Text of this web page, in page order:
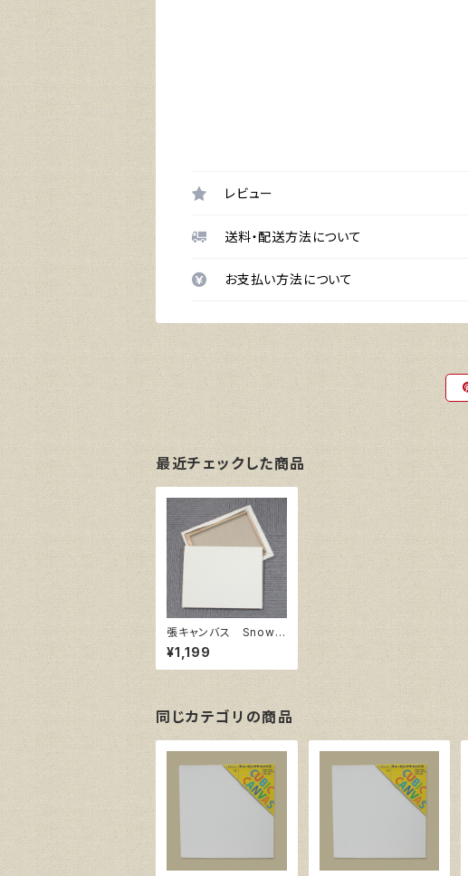
レビュー
送料・配送方法について
お支払い方法について
最近チェックした商品
張キャンバス SnowW
hite SPC（綿・ポリエス
テル） F6 410㎜×31
8㎜
¥1,199
同じカテゴリの商品